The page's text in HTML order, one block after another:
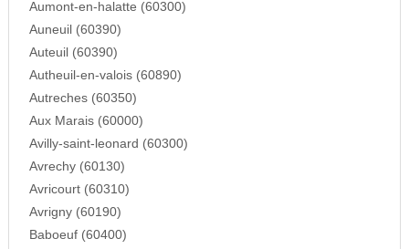
Aumont-en-halatte (60300)
Auneuil (60390)
Auteuil (60390)
Autheuil-en-valois (60890)
Autreches (60350)
Aux Marais (60000)
Avilly-saint-leonard (60300)
Avrechy (60130)
Avricourt (60310)
Avrigny (60190)
Baboeuf (60400)